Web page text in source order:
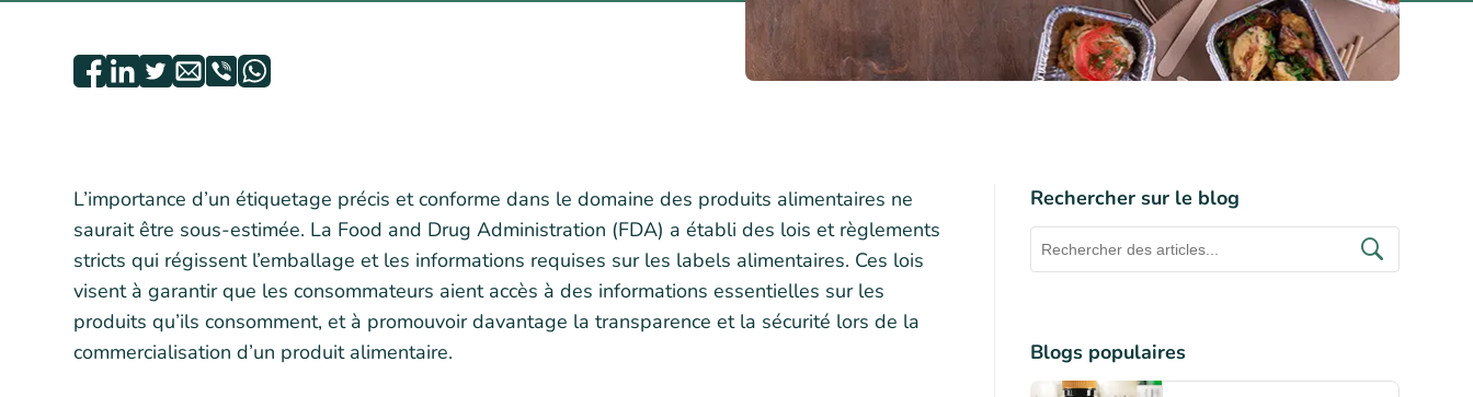
L’importance d’un étiquetage précis et conforme dans le domaine des produits alimentaires ne
saurait être sous-estimée. La Food and Drug Administration (FDA) a établi des lois et règlements
stricts qui régissent l’emballage et les informations requises sur les labels alimentaires. Ces lois
visent à garantir que les consommateurs aient accès à des informations essentielles sur les
produits qu’ils consomment, et à promouvoir davantage la transparence et la sécurité lors de la
commercialisation d’un produit alimentaire.
Rechercher sur le blog
Blogs populaires